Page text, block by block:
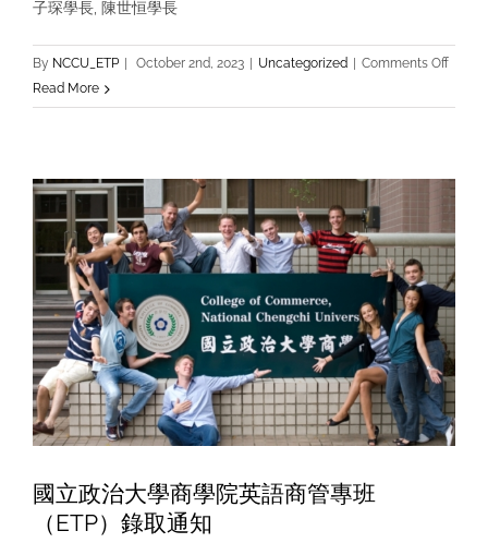
子琛學長, 陳世恒學長
By NCCU_ETP October 2nd, 2023 Uncategorized Comments Offon
學
分
會
Read More
國立政治大學商學院英語商管專班（ETP）錄取通
知
國立政治大學商學院英語商管專班
（ETP）錄取通知